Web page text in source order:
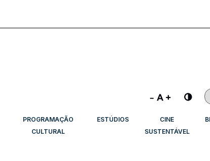
PROGRAMAÇÃO
CULTURAL
ESTÚDIOS
CINE
SUSTENTÁVEL